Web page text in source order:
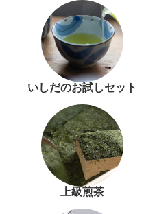
いしだのお試しセット
上級煎茶